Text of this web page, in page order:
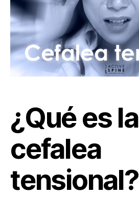
¿Qué es la
cefalea
tensional?